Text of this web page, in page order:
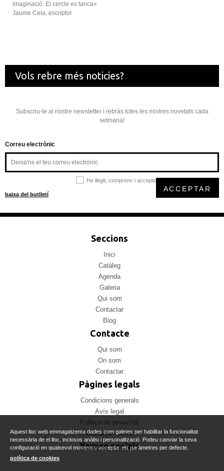
imaginació. El cercle es tanca»
Jaume Cela, escriptor
Vols rebre més noticies?
Subscriu-te al nostre newsletter i rebràs totes les nostres novetats cada
setmana!
Correu electrònic
He llegit, comprenc i accepto la
baixa del butlletí
ACCEPTAR
Seccions
Inici
Catàleg
Agenda
Galeria
Qui som
Contactar
Blog
Contacte
Qui som
On som
Contactar
Pàgines legals
Condicions generals
Avís legal
Politica de privacitat
Politica de cookies
Xarxes socials
Aquest lloc web emmagatzema dades com galetes per habilitar la funcionalitat
necessària de el lloc, inclosos anàlisi i personalització. Podeu canviar la seva
configuració en qualsevol moment o acceptar els paràmetres per defecte.
política de cookies